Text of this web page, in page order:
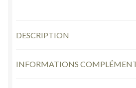
DESCRIPTION
INFORMATIONS